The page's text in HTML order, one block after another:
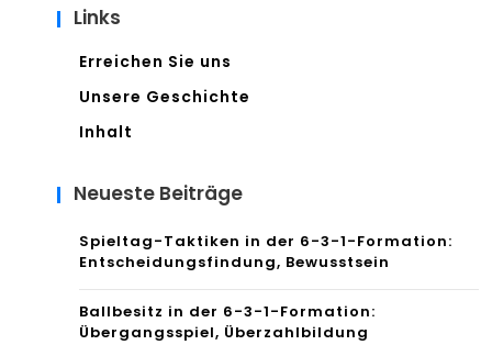
Links
Erreichen Sie uns
Unsere Geschichte
Inhalt
Neueste Beiträge
Spieltag-Taktiken in der 6-3-1-Formation:
Entscheidungsfindung, Bewusstsein
Ballbesitz in der 6-3-1-Formation:
Übergangsspiel, Überzahlbildung